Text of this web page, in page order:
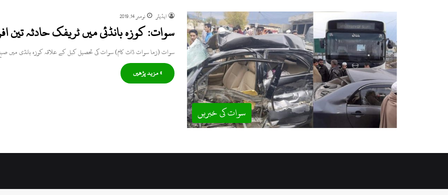
سوات کی خبریں
ایڈیٹر نومبر 14, 2019
سوات: کوزہ بانڈئی میں ٹریفک حادثہ
سوات (زما سوات ڈاٹ کام) سوات کی تحصیل کبل کے علاقہ کوزہ بانڈی میں
» مزید پڑھیں